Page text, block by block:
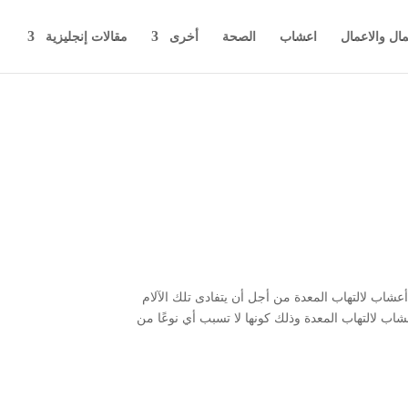
والاعمال اعشاب الصحة أخرى مقالات إنجليزية
لالتهاب المعدة من أجل أن يتفادى تلك الآلام
لالتهاب المعدة وذلك كونها لا تسبب أي نوعًا من